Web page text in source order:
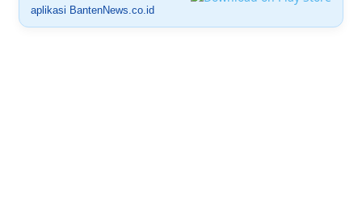
aplikasi BantenNews.co.id